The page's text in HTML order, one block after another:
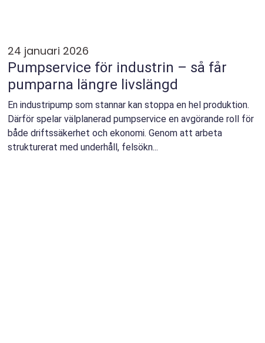
24 januari 2026
Pumpservice för industrin – så får
pumparna längre livslängd
En industripump som stannar kan stoppa en hel produktion.
Därför spelar välplanerad pumpservice en avgörande roll för
både driftssäkerhet och ekonomi. Genom att arbeta
strukturerat med underhåll, felsökn...